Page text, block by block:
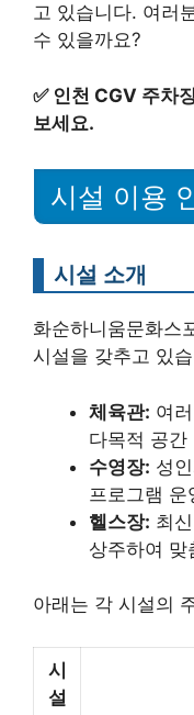
고 있습니다. 여러
수 있을까요?
✅ 인천 CGV 주차
보세요.
시설 이용
시설 소개
화순하니움문화스
시설을 갖추고 있
체육관: 여
다목적 공간
수영장: 성
프로그램 운
헬스장: 최
상주하여 맞
아래는 각 시설의
시
설